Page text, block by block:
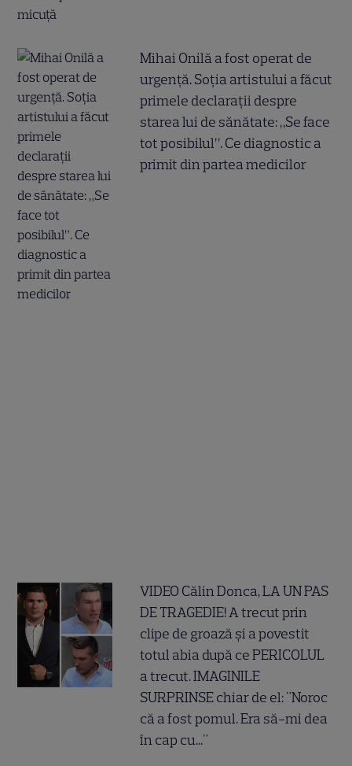
Mihai Onilă a fost operat de
urgență. Soția artistului a făcut
primele declarații despre
starea lui de sănătate: „Se face
tot posibilul”. Ce diagnostic a
primit din partea medicilor
VIDEO Călin Donca, LA UN PAS
DE TRAGEDIE! A trecut prin
clipe de groază și a povestit
totul abia după ce PERICOLUL
a trecut. IMAGINILE
SURPRINSE chiar de el: "Noroc
că a fost pomul. Era să-mi dea
în cap cu..."